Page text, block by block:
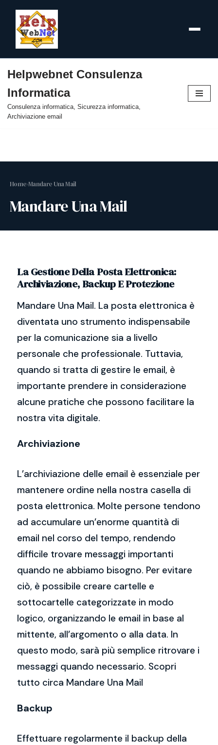
al
contenuto
Helpwebnet Consulenza
Informatica
Consulenza informatica, Sicurezza informatica,
Archiviazione email
Home›Mandare Una Mail
Mandare Una Mail
La Gestione Della Posta Elettronica:
Archiviazione, Backup E Protezione
Mandare Una Mail. La posta elettronica è
diventata uno strumento indispensabile
per la comunicazione sia a livello
personale che professionale. Tuttavia,
quando si tratta di gestire le email, è
importante prendere in considerazione
alcune pratiche che possono facilitare la
nostra vita digitale.
Archiviazione
L’archiviazione delle email è essenziale per
mantenere ordine nella nostra casella di
posta elettronica. Molte persone tendono
ad accumulare un’enorme quantità di
email nel corso del tempo, rendendo
difficile trovare messaggi importanti
quando ne abbiamo bisogno. Per evitare
ciò, è possibile creare cartelle e
sottocartelle categorizzate in modo
logico, organizzando le email in base al
mittente, all’argomento o alla data. In
questo modo, sarà più semplice ritrovare i
messaggi quando necessario. Scopri
tutto circa Mandare Una Mail
Backup
Effettuare regolarmente il backup della